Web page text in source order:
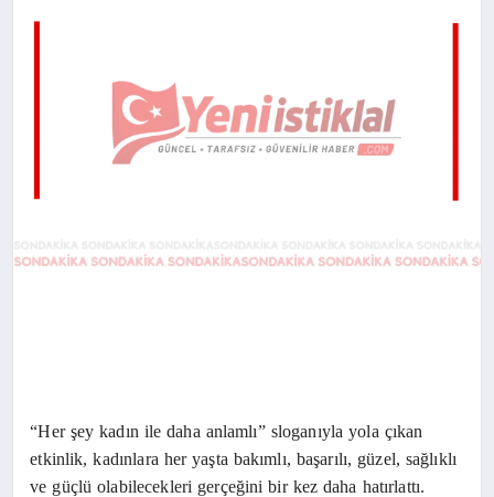
MAGAZIN
TEKNOLOJI
“Her şey kadın ile daha anlamlı” sloganıyla yola çıkan
etkinlik, kadınlara her yaşta bakımlı, başarılı, güzel, sağlıklı
ve güçlü olabilecekleri gerçeğini bir kez daha hatırlattı.